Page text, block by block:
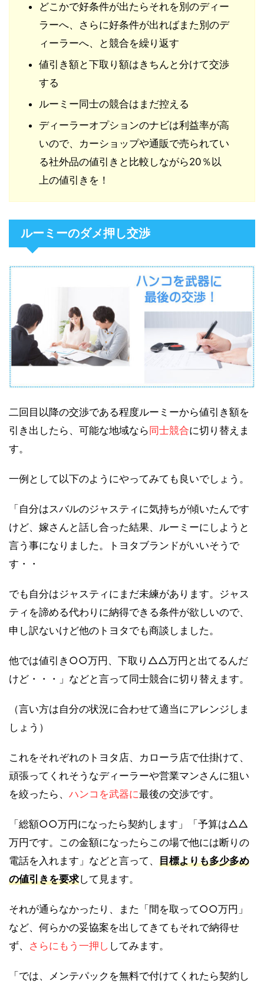
どこかで好条件が出たらそれを別のディー
ラーへ、さらに好条件が出ればまた別のデ
ィーラーへ、と競合を繰り返す
値引き額と下取り額はきちんと分けて交渉
する
ルーミー同士の競合はまだ控える
ディーラーオプションのナビは利益率が高
いので、カーショップや通販で売られてい
る社外品の値引きと比較しながら20％以
上の値引きを！
ルーミーのダメ押し交渉
二回目以降の交渉である程度ルーミーから値引き額を
引き出したら、可能な地域なら 同士競合に切り替えま
す。
一例として以下のようにやってみても良いでしょう。
「自分はスバルのジャスティに気持ちが傾いたんです
けど、嫁さんと話し合った結果、ルーミーにしようと
言う事になりました。トヨタブランドがいいそうで
す・・
でも自分はジャスティにまだ未練があります。ジャス
ティを諦める代わりに納得できる条件が欲しいので、
申し訳ないけど他のトヨタでも商談しました。
他では値引き○○万円、下取り△△万円と出てるんだ
けど・・・」などと言って同士競合に切り替えます。
（言い方は自分の状況に合わせて適当にアレンジしま
しょう）
これをそれぞれのトヨタ店、カローラ店で仕掛けて、
頑張ってくれそうなディーラーや営業マンさんに狙い
を絞ったら、 ハンコを武器に最後の交渉です。
「総額○○万円になったら契約します」「予算は△△
万円です。この金額になったらこの場で他には断りの
電話を入れます」などと言って、 目標よりも多少多め
の値引きを要求して見ます。
それが通らなかったり、また「間を取って○○万円」
など、何らかの妥協案を出してきてもそれで納得せ
ず、 さらにもう一押し してみます。
「では、メンテパックを無料で付けてくれたら契約し